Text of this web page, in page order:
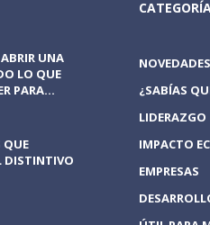
UNA
LO QUE
PARA...
QUE
DISTINTIVO
NOVEDADES
¿SABÍAS
LIDERAZGO
IMPACTO
EMPRESAS